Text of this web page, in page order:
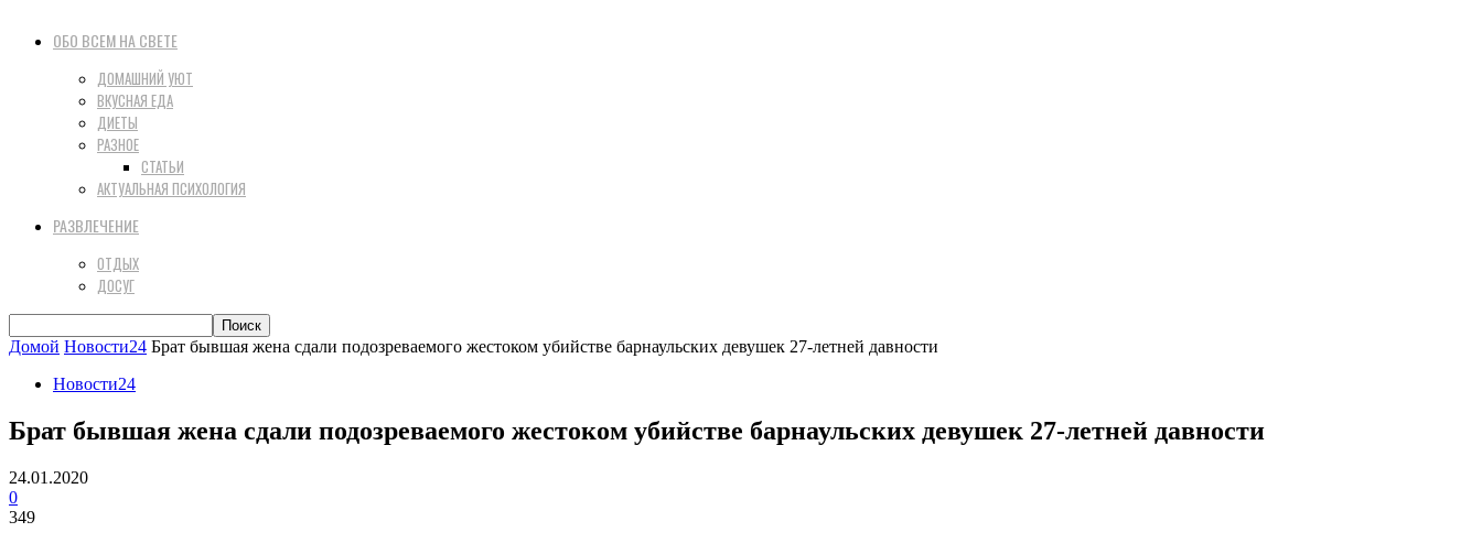
ОБО ВСЕМ НА СВЕТЕ
ДОМАШНИЙ УЮТ
ВКУСНАЯ ЕДА
ДИЕТЫ
РАЗНОЕ
СТАТЬИ
АКТУАЛЬНАЯ ПСИХОЛОГИЯ
РАЗВЛЕЧЕНИЕ
ОТДЫХ
ДОСУГ
Домой Новости24 Брат бывшая жена сдали подозреваемого жестоком убийстве барнаульских девушек 27-летней давности
Новости24
Брат бывшая жена сдали подозреваемого жестоком убийстве барнаульских девушек 27-летней давности
24.01.2020
0
349